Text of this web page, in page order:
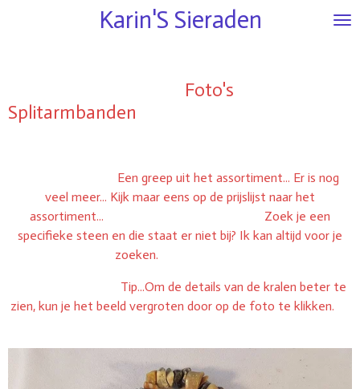
Karin'S Sieraden
Foto's
Splitarmbanden
Een greep uit het assortiment... Er is nog
veel meer... Kijk maar eens op de prijslijst naar het
assortiment... Zoek je een
specifieke steen en die staat er niet bij? Ik kan altijd voor je
zoeken.
Tip...Om de details van de kralen beter te
zien, kun je het beeld vergroten door op de foto te klikken.